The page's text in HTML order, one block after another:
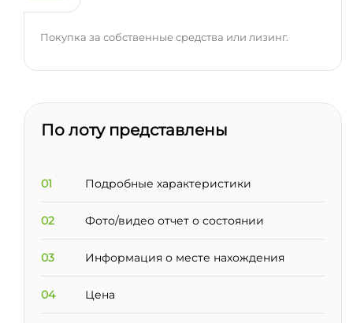
Покупка за собственные средства или лизинг.
По лоту представлены
01 Подробные характеристики
02 Фото/видео отчет о состоянии
03 Информация о месте нахождения
04 Цена